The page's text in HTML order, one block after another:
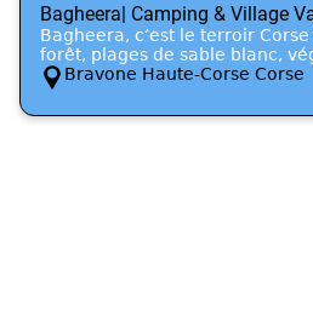
Bagheera| Camping & Village
Bagheera, c’est le terroir
forêt, plages de sable blanc,
endémiques, étang préservé,
parfumé sont autant d’endroits
votre séjour naturiste au
Bravone Haute-Corse Corse